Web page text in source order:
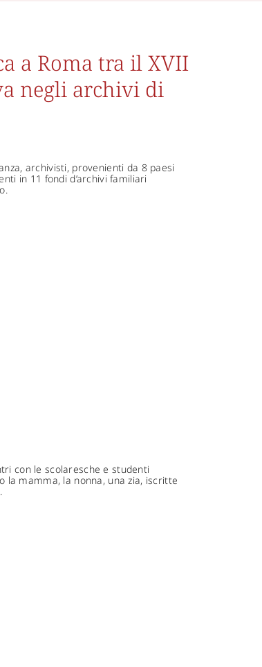
a Roma tra il XVII
negli archivi di
archivisti, provenienti da 8 paesi
in 11 fondi d’archivi familiari
con le scolaresche e studenti
mamma, la nonna, una zia, iscritte